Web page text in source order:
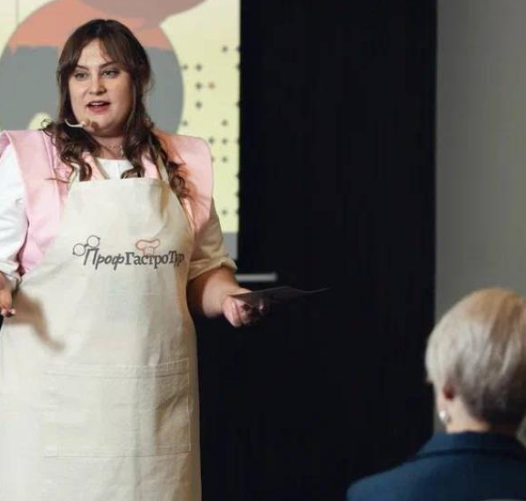
Эксперт НГПУ объяснил, как
выбрать «умные» очки и как ими
пользоваться, чтобы не
нарушать закон
5 августа 2026
Директор ИИГСО НГПУ:
региональный компонент курса
«Россия – мои горизонты»
поможет школьникам с
выбором актуальной профессии
5 августа 2026
НГПУ ждет первокурсников на
4 августа 2026